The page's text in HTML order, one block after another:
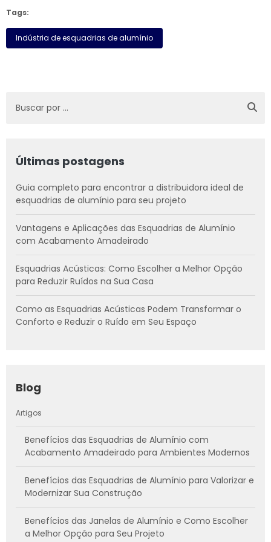
Tags:
Indústria de esquadrias de alumínio
Últimas postagens
Guia completo para encontrar a distribuidora ideal de
esquadrias de alumínio para seu projeto
Vantagens e Aplicações das Esquadrias de Alumínio
com Acabamento Amadeirado
Esquadrias Acústicas: Como Escolher a Melhor Opção
para Reduzir Ruídos na Sua Casa
Como as Esquadrias Acústicas Podem Transformar o
Conforto e Reduzir o Ruído em Seu Espaço
Blog
Artigos
Benefícios das Esquadrias de Alumínio com
Acabamento Amadeirado para Ambientes Modernos
Benefícios das Esquadrias de Alumínio para Valorizar e
Modernizar Sua Construção
Benefícios das Janelas de Alumínio e Como Escolher
a Melhor Opção para Seu Projeto